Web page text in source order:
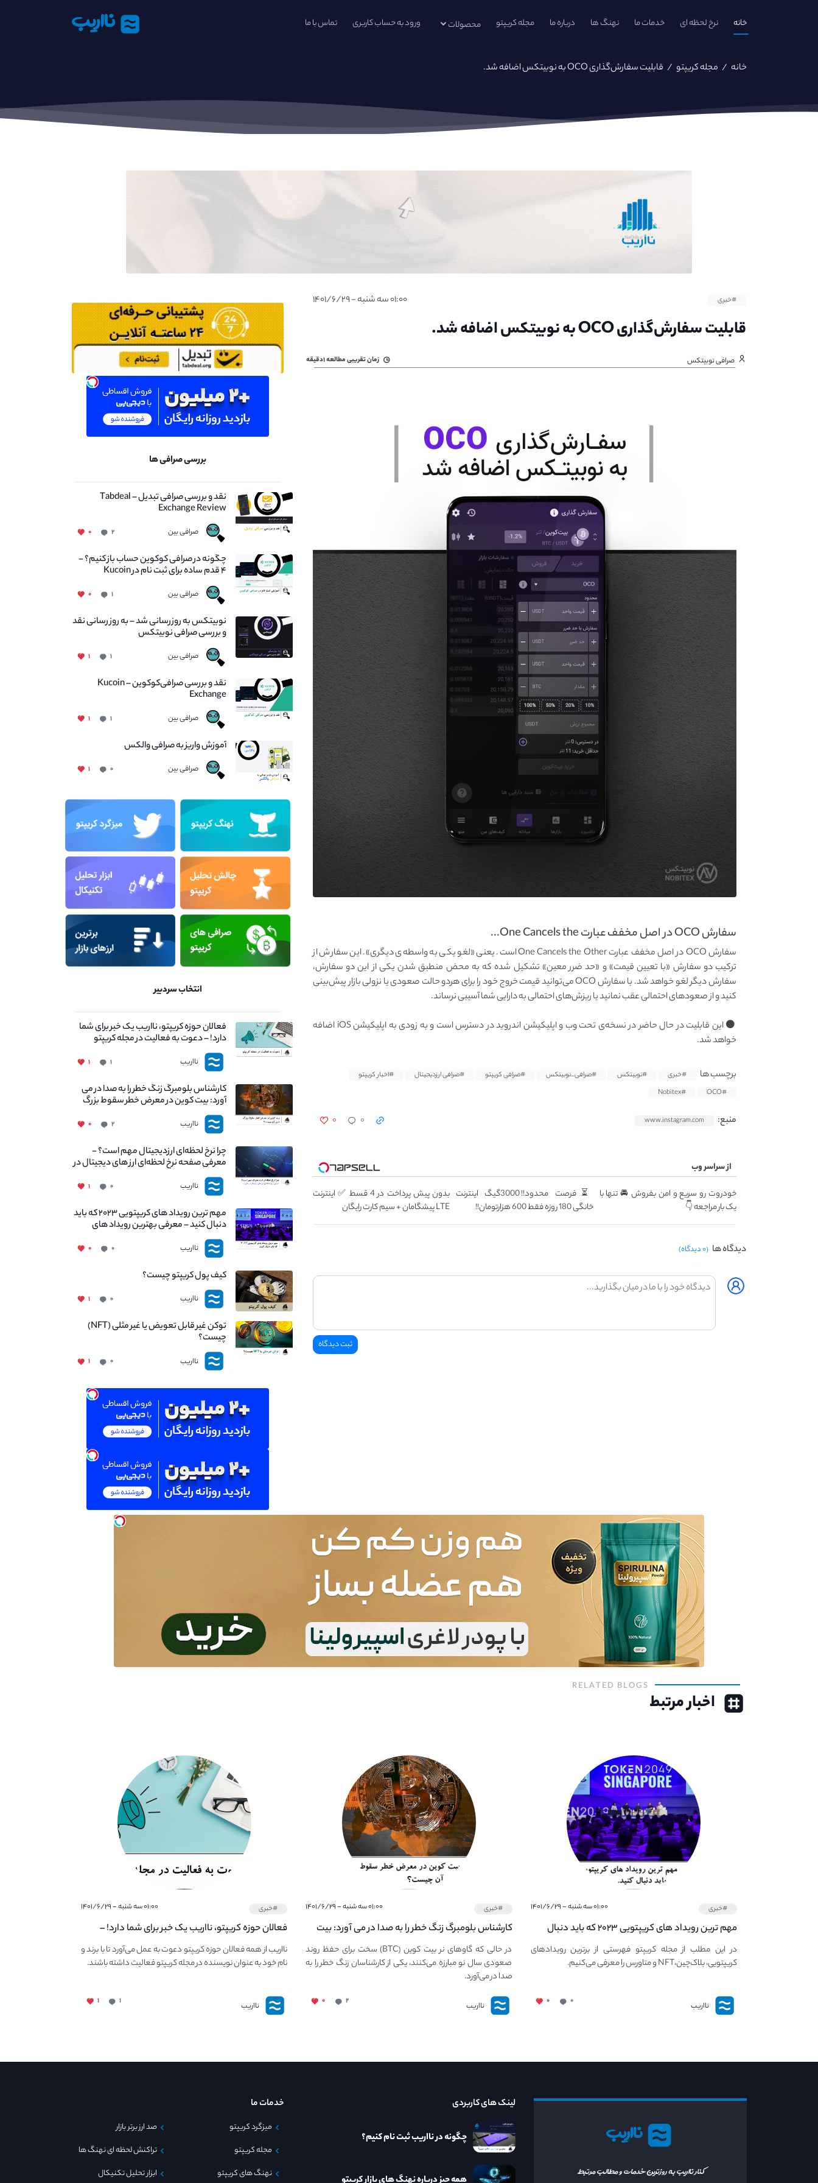
خانه نرخ لحظه ای خدمات ما نهنگ ها درباره ما مجله کریپتو محصولات ورود به حساب کاربری تماس با ما نااریب
خانه / مجله کریپتو / قابلیت سفارش‌گذاری OCO به نوبیتکس اضافه شد.
#خبری ۰۱:۰۰ سه شنبه - ۱۴۰۱/۶/۲۹
قابلیت سفارش‌گذاری OCO به نوبیتکس اضافه شد.
صرافی نوبیتکس زمان تقریبی مطالعه۱دقیقه
سفارش OCO در اصل مخفف عبارت One Cancels the...
سفارش OCO در اصل مخفف عبارت One Cancels the Other است. یعنی «لغو یکی به واسطه‌ی دیگری». این سفارش از
ترکیب دو سفارش «با تعیین قیمت» و «حد ضرر معین» تشکیل شده که به محض منطبق شدن یکی از این دو سفارش،
سفارش دیگر لغو خواهد شد. با سفارش OCO می‌توانید قیمت خروج خود را برای هردو حالت صعودی یا نزولی بازار پیش‌بینی
کنید و از صعودهای احتمالی عقب نمانید یا ریزش‌های احتمالی به دارایی شما آسیبی نرساند.
⚫️ این قابلیت در حال حاضر در نسخه‌ی تحت وب و اپلیکیشن اندروید در دسترس است و به زودی به اپلیکیشن ‌iOS اضافه
خواهد شد.
برچسب ها #خبری #نوبیتکس #صرافی_نوبیتکس #صرافی کریپتو #صرافی ارزدیجیتال
#اخبار کریپتو
#OCO
#Nobitex
منبع: www.instagram.com ۰ ۰
از سراسر وب
خودروت رو سریع و امن بفروش 🚘 تنها با
یک بار مراجعه 👇
⏳فرصت محدود!! 3000گیگ اینترنت
خانگی 180 روزه فقط 600 هزارتومان!!
بدون پیش پرداخت در 4 قسط ✅ اینترنت
LTE پیشگامان + سیم کارت رایگان
دیدگاه ها (۰ دیدگاه)
بررسی صرافی ها
نقد و بررسی صرافی تبدیل – Tabdeal
Exchange Review
صرافی بین ۲ ۰
چگونه در صرافی کوکوین حساب باز کنیم؟ -
۴ قدم ساده برای ثبت نام در Kucoin
صرافی بین ۱ ۰
نوبیتکس به روزرسانی شد – به روز رسانی نقد
و بررسی صرافی نوبیتکس
صرافی بین ۱ ۱
نقد و بررسی صرافی‌کوکوین – Kucoin
Exchange
صرافی بین ۱ ۱
آموزش واریز به صرافی والکس
صرافی بین ۰ ۱
انتخاب سردبیر
فعالان حوزه کریپتو، نااریب یک خبر برای شما
دارد! – دعوت به فعالیت در مجله کریپتو
نااریب ۱ ۱
کارشناس بلومبرگ زنگ خطر را به صدا در می
آورد: بیت کوین در معرض خطر سقوط بزرگ
است - دلیل آن چیست؟
نااریب ۲ ۰
چرا نرخ لحظه‌ای ارزدیجیتال مهم است؟ -
معرفی صفحه نرخ لحظه‌ای ارز های دیجیتال در
نااریب
نااریب ۰ ۱
مهم ترین رویداد های کریپتویی ۲۰۲۳ که باید
دنبال کنید – معرفی بهترین رویداد های
جهانی
نااریب ۰ ۰
کیف پول کریپتو چیست؟
نااریب ۰ ۱
توکن غیر قابل تعویض یا غیر مثلی (NFT)
چیست؟
نااریب ۰ ۱
RELATED BLOGS
اخبار مرتبط
#خبری ۰۱:۰۰ سه شنبه - ۱۴۰۱/۶/۲۹
مهم ترین رویداد های کریپتویی ۲۰۲۳ که باید دنبال
کنید – معرفی بهترین رویداد های جهانی
در این مطلب از مجله کریپتو فهرستی از برترین رویدادهای
کریپتویی، بلاک‌چین،NFT و متاورس را معرفی می‌کنیم.
نااریب ۰ ۰
#خبری ۰۱:۰۰ سه شنبه - ۱۴۰۱/۶/۲۹
کارشناس بلومبرگ زنگ خطر را به صدا در می آورد: بیت
کوین در معرض خطر سقوط بزرگ است - دلیل آن
چیست؟
در حالی که گاوهای نر بیت کوین (BTC) سخت برای حفظ روند
صعودی سال نو مبارزه می‌کنند، یکی از کارشناسان زنگ خطر را به
صدا در می‌آورد.
نااریب ۲ ۰
#خبری ۰۱:۰۰ سه شنبه - ۱۴۰۱/۶/۲۹
فعالان حوزه کریپتو، نااریب یک خبر برای شما دارد! –
دعوت به فعالیت در مجله کریپتو
نااریب از همه فعالان حوزه کریپتو دعوت به عمل می‌آورد تا با برند و
نام خود به عنوان نویسنده در مجله کریپتو فعالیت داشته باشند.
نااریب ۱ ۱
نااریب
کنار نااریب به روزترین خدمات و مطالب مرتبط
لینک های کاربردی
چگونه در نااریب ثبت نام کنیم؟
خدمات ما
میزگرد کریپتو
مجله کریپتو
نهنگ های کریپتو
صد ارز برتر بازار
تراکنش لحظه ای نهنگ ها
ابزار تحلیل تکنیکال